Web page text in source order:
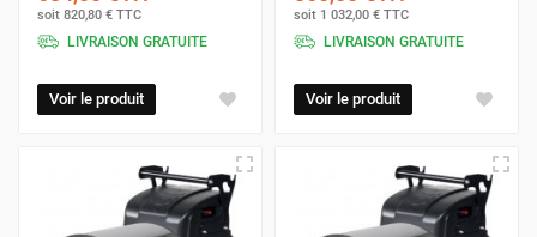
soit 820,80 € TTC
LIVRAISON GRATUITE
Voir le produit
soit 1 032,00 € TTC
LIVRAISON GRATUITE
Voir le produit